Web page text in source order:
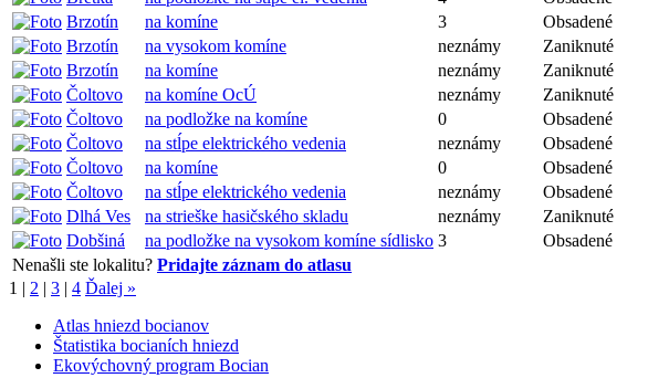
Brzotín
na komíne 3
Obsadené
Brzotín
na vysokom komíne neznámy
Zaniknuté
Brzotín
na komíne neznámy
Zaniknuté
Čoltovo
na komíne OcÚ neznámy
Zaniknuté
Čoltovo
na podložke na komíne 0
Obsadené
Čoltovo
na stĺpe elektrického vedenia neznámy
Obsadené
Čoltovo
na komíne 0
Obsadené
Čoltovo
na stĺpe elektrického vedenia neznámy
Obsadené
Dlhá Ves
na strieške hasičského skladu neznámy
Zaniknuté
Dobšiná
na podložke na vysokom komíne sídlisko 3
Obsadené
Nenašli ste lokalitu? Pridajte záznam do atlasu
1 | 2 | 3 | 4 Ďalej »
Atlas hniezd bocianov
Štatistika bocianích hniezd
Ekovýchovný program Bocian